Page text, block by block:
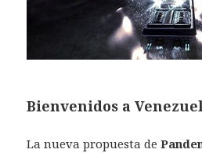
Bienvenidos a
La nueva propuesta de